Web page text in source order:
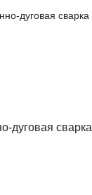
дуговая сварка